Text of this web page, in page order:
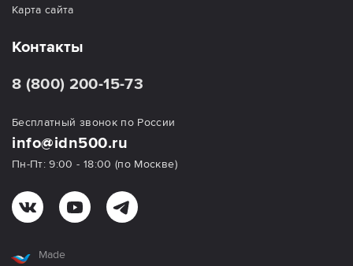
Карта сайта
Контакты
8 (800) 200-15-73
Бесплатный звонок по России
info@idn500.ru
Пн-Пт: 9:00 - 18:00 (по Москве)
Made